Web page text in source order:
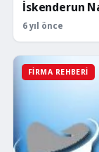
İskenderun
6 yıl önce
FIRMA REHBERI